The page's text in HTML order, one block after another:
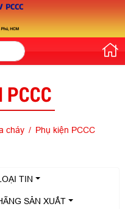
cháy Phụ kiện PCCC
TIN
SẢN XUẤT